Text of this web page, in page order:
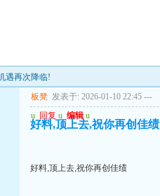
遇再次降临!
板凳 发表于: 2026-01-10 22:45 ---
u 回复 u 编辑 u
好料,顶上去,祝你再创佳绩
好料,顶上去,祝你再创佳绩